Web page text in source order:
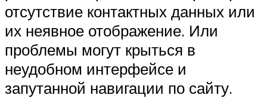
отсутствие контактных данных или
их неявное отображение. Или
проблемы могут крыться в
неудобном интерфейсе и
запутанной навигации по сайту.